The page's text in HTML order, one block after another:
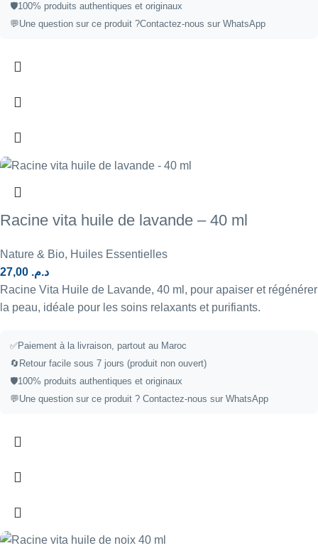
🛡️100% produits authentiques et originaux
💬Une question sur ce produit ?Contactez-nous sur WhatsApp
Racine vita huile de lavande – 40 ml
Nature & Bio, Huiles Essentielles
د.م.
Racine Vita Huile de Lavande, 40 ml, pour apaiser et régénérer
la peau, idéale pour les soins relaxants et purifiants.
✅Paiement à la livraison, partout au Maroc
🔄Retour facile sous 7 jours (produit non ouvert)
🛡️100% produits authentiques et originaux
💬Une question sur ce produit ? Contactez-nous sur WhatsApp